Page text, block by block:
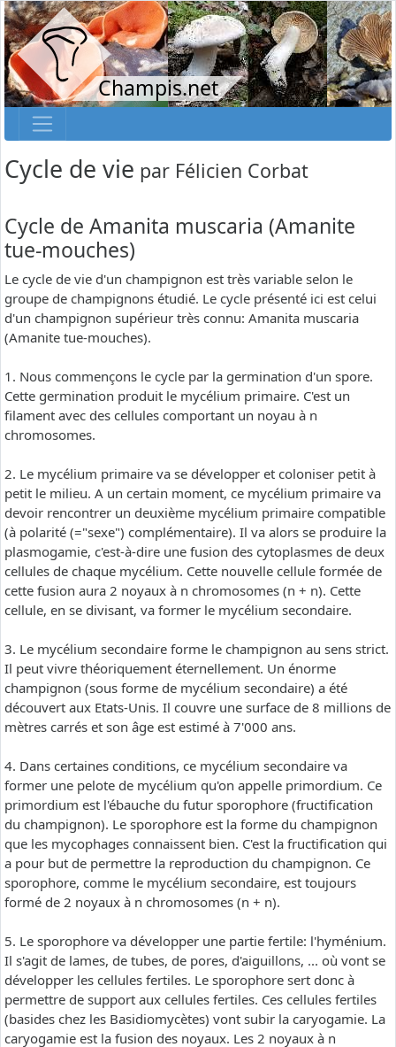
Champis.net
Cycle de vie par Félicien Corbat
Cycle de Amanita muscaria (Amanite
tue-mouches)
Le cycle de vie d'un champignon est très variable selon le
groupe de champignons étudié. Le cycle présenté ici est celui
d'un champignon supérieur très connu: Amanita muscaria
(Amanite tue-mouches).
1. Nous commençons le cycle par la germination d'un spore.
Cette germination produit le mycélium primaire. C'est un
filament avec des cellules comportant un noyau à n
chromosomes.
2. Le mycélium primaire va se développer et coloniser petit à
petit le milieu. A un certain moment, ce mycélium primaire va
devoir rencontrer un deuxième mycélium primaire compatible
(à polarité (="sexe") complémentaire). Il va alors se produire la
plasmogamie, c'est-à-dire une fusion des cytoplasmes de deux
cellules de chaque mycélium. Cette nouvelle cellule formée de
cette fusion aura 2 noyaux à n chromosomes (n + n). Cette
cellule, en se divisant, va former le mycélium secondaire.
3. Le mycélium secondaire forme le champignon au sens strict.
Il peut vivre théoriquement éternellement. Un énorme
champignon (sous forme de mycélium secondaire) a été
découvert aux Etats-Unis. Il couvre une surface de 8 millions de
mètres carrés et son âge est estimé à 7'000 ans.
4. Dans certaines conditions, ce mycélium secondaire va
former une pelote de mycélium qu'on appelle primordium. Ce
primordium est l'ébauche du futur sporophore (fructification
du champignon). Le sporophore est la forme du champignon
que les mycophages connaissent bien. C'est la fructification qui
a pour but de permettre la reproduction du champignon. Ce
sporophore, comme le mycélium secondaire, est toujours
formé de 2 noyaux à n chromosomes (n + n).
5. Le sporophore va développer une partie fertile: l'hyménium.
Il s'agit de lames, de tubes, de pores, d'aiguillons, ... où vont se
développer les cellules fertiles. Le sporophore sert donc à
permettre de support aux cellules fertiles. Ces cellules fertiles
(basides chez les Basidiomycètes) vont subir la caryogamie. La
caryogamie est la fusion des noyaux. Les 2 noyaux à n